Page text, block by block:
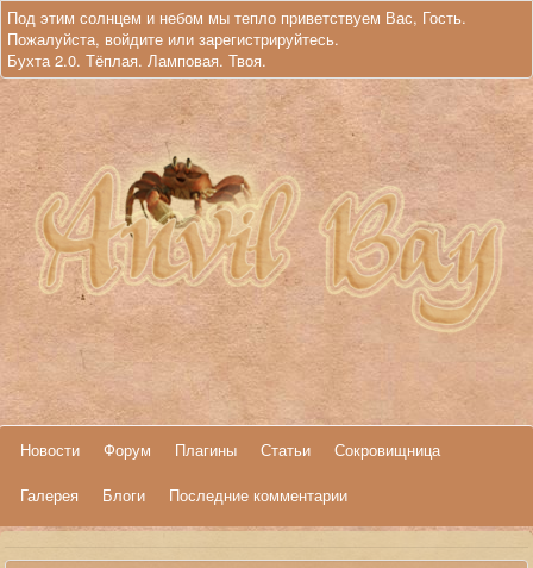
Под этим солнцем и небом мы тепло приветствуем Вас, Гость.
Пожалуйста, войдите или зарегистрируйтесь.
Бухта 2.0. Тёплая. Ламповая. Твоя.
Новости Форум Плагины Статьи
Сокровищница
Галерея
Блоги Последние комментарии